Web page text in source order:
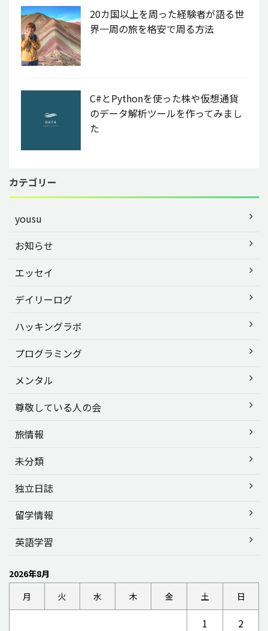
20カ国以上を周った経験者が語る世
界一周の旅を格安で周る方法
C#とPythonを使った株や仮想通貨
のデータ解析ツールを作ってみまし
た
カテゴリー
yousu
お知らせ
エッセイ
デイリーログ
ハッキングラボ
プログラミング
メンタル
尊敬している人の会
旅情報
未分類
独立日誌
留学情報
英語学習
2026年8月
月
火 水 木 金 土 日
1
2